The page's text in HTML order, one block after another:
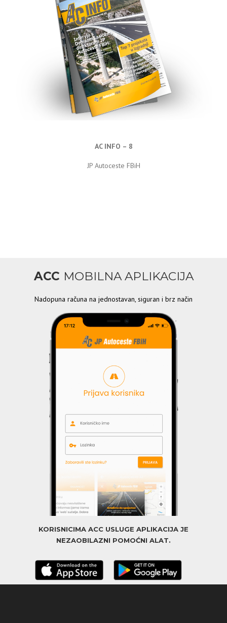
AC INFO – 8
JP Autoceste FBiH
ACC MOBILNA APLIKACIJA
Nadopuna računa na jednostavan, siguran i brz način
KORISNICIMA ACC USLUGE APLIKACIJA JE
NEZAOBILAZNI POMOĆNI ALAT.